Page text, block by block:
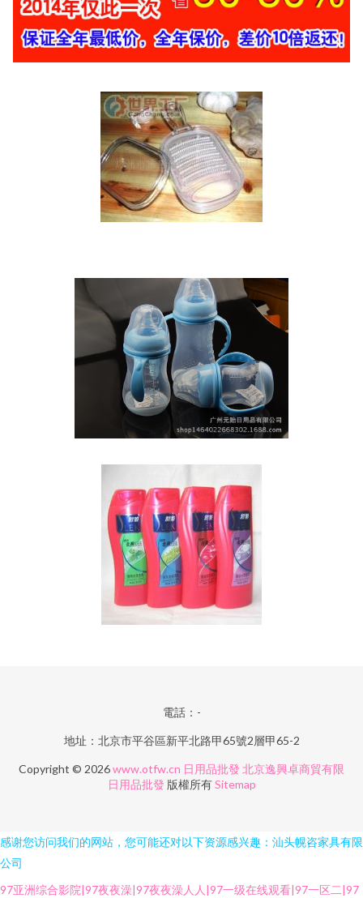
電話：-
地址：北京市平谷區新平北路甲65號2層甲65-2
Copyright © 2026www.otfw.cn 日用品批發 北京逸興卓商貿有限
日用品批發 版權所有Sitemap
感谢您访问我们的网站，您可能还对以下资源感兴趣：汕头幌咨家具有限
公司
97亚洲综合影院|97夜夜澡|97夜夜澡人人|97一级在线观看|97一区二|97